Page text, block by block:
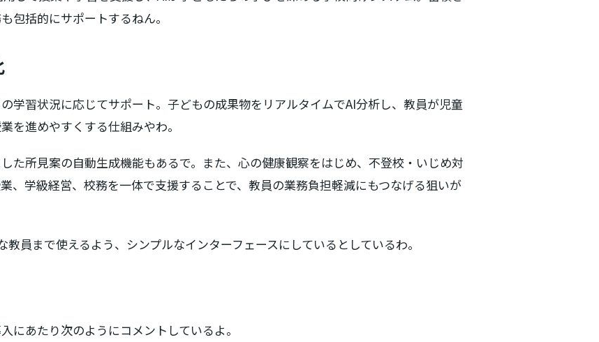
包括的にサポートするねん。
学習状況に応じてサポート。子どもの成果物をリアルタイムでAI分析し、教員が児童
を進めやすくする仕組みやわ。
た所見案の自動生成機能もあるで。また、心の健康観察をはじめ、不登校・いじめ対
、学級経営、校務を一体で支援することで、教員の業務負担軽減にもつなげる狙いが
員まで使えるよう、シンプルなインターフェースにしているとしているわ。
にあたり次のようにコメントしているよ。